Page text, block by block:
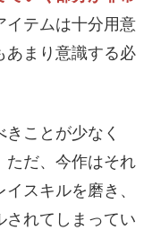
イテムは十分用意
あまり意識する必
ことが少なく
ただ、今作はそれ
スキルを磨き、
されてしまってい